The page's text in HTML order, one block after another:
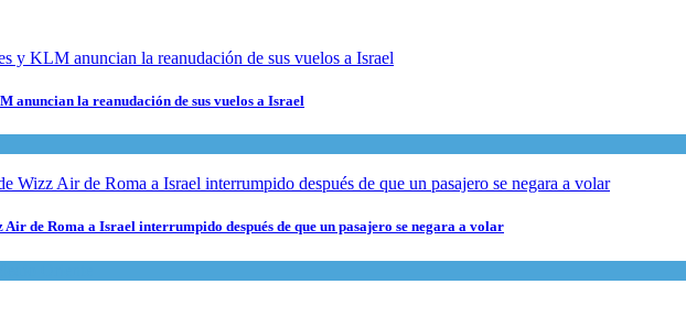
anuncian la reanudación de sus vuelos a Israel
de Roma a Israel interrumpido después de que un pasajero se negara a volar